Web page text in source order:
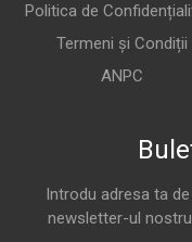
Politica de
Termeni și Condiții
ANPC
Introdu adresa ta
newsletter-ul